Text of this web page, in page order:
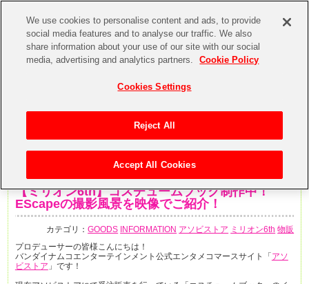
【ミリオン6th】コスチュームブック制作中！
EScapeの撮影風景を映像でご紹介！
カテゴリ：GOODS INFORMATION アソビストア ミリオン6th 物販
プロデューサーの皆様こんにちは！
バンダイナムコエンターテインメント公式エンタメコマースサイト「 アソ
ビストア 」です！
We use cookies to personalise content and ads, to provide
social media features and to analyse our traffic. We also
share information about your use of our site with our social
media, advertising and analytics partners.
Cookie Policy
Cookies Settings
Reject All
Accept All Cookies